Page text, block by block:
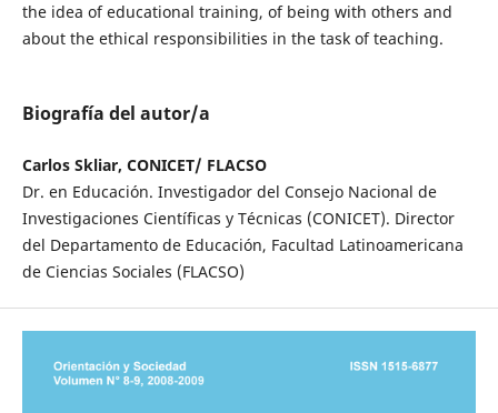
the idea of educational training, of being with others and
about the ethical responsibilities in the task of teaching.
Biografía del autor/a
Carlos Skliar, CONICET/ FLACSO
Dr. en Educación. Investigador del Consejo Nacional de
Investigaciones Científicas y Técnicas (CONICET). Director
del Departamento de Educación, Facultad Latinoamericana
de Ciencias Sociales (FLACSO)